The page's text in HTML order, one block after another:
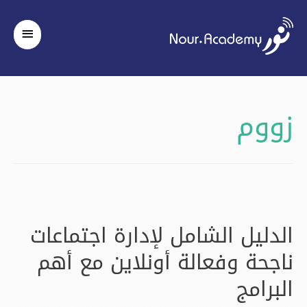
زووم
الدليل الشامل لإدارة اجتماعات
ناجحة وفعالة أونلاين مع أهم
البرامج